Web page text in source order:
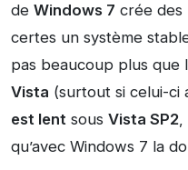
de Windows 7 crée des
certes un système
pas beaucoup plus que
Vista (surtout si celui-ci
est lent sous Vista SP2,
qu’avec Windows 7 la